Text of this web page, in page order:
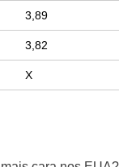
3,89
3,82
X